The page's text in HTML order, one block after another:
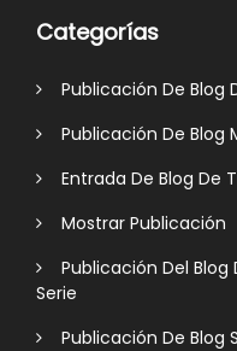
Categorías
Publicación De Blog
Publicación De Blog
Entrada De Blog De
Mostrar Publicación
Publicación Del Blog
Serie
Publicación De Blog